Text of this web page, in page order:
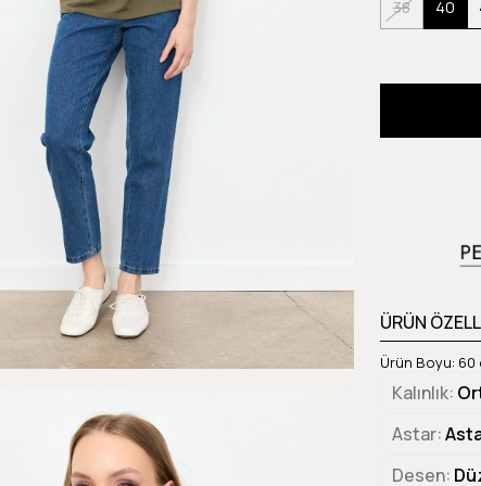
38 40
ÜRÜN
Ürün Boyu: 60
Kalınlık
Astar
Desen